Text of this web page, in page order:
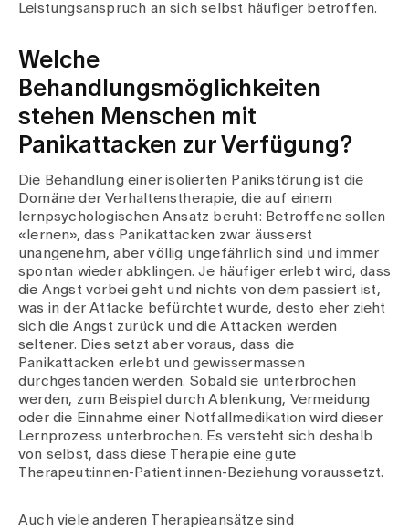
Leistungsanspruch an sich selbst häufiger betroffen.
Welche
Behandlungsmöglichkeiten
stehen Menschen mit
Panikattacken zur Verfügung?
Die Behandlung einer isolierten Panikstörung ist die
Domäne der Verhaltenstherapie, die auf einem
lernpsychologischen Ansatz beruht: Betroffene sollen
«lernen», dass Panikattacken zwar äusserst
unangenehm, aber völlig ungefährlich sind und immer
spontan wieder abklingen. Je häufiger erlebt wird, dass
die Angst vorbei geht und nichts von dem passiert ist,
was in der Attacke befürchtet wurde, desto eher zieht
sich die Angst zurück und die Attacken werden
seltener. Dies setzt aber voraus, dass die
Panikattacken erlebt und gewissermassen
durchgestanden werden. Sobald sie unterbrochen
werden, zum Beispiel durch Ablenkung, Vermeidung
oder die Einnahme einer Notfallmedikation wird dieser
Lernprozess unterbrochen. Es versteht sich deshalb
von selbst, dass diese Therapie eine gute
Therapeut:innen-Patient:innen-Beziehung voraussetzt.
Auch viele anderen Therapieansätze sind